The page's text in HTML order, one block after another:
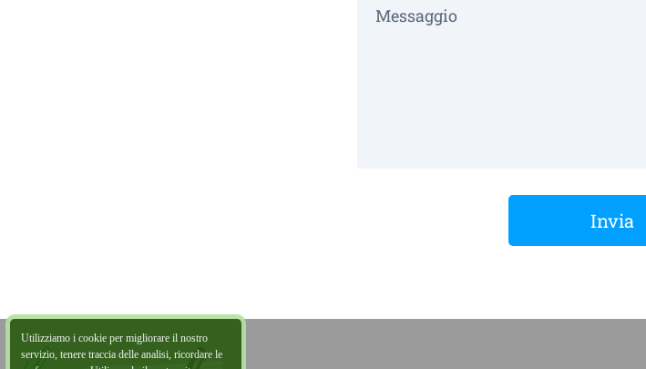
Utilizziamo i cookie per migliorare il nostro
servizio, tenere traccia delle analisi, ricordare le
Invia